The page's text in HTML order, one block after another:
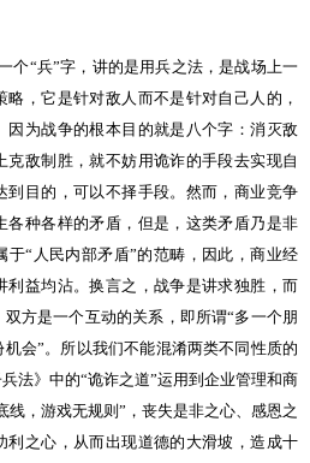
个“兵”字，讲的是用兵之法，是战场上一
，它是针对敌人而不是针对自己人的，
因为战争的根本目的就是八个字：消灭敌
克敌制胜，就不妨用诡诈的手段去实现自
到目的，可以不择手段。然而，商业竞争
各种各样的矛盾，但是，这类矛盾乃是非
“人民内部矛盾”的范畴，因此，商业经
利益均沾。换言之，战争是讲求独胜，而
方是一个互动的关系，即所谓“多一个朋
会”。所以我们不能混淆两类不同性质的
法》中的“诡诈之道”运用到企业管理和商
线，游戏无规则”，丧失是非之心、感恩之
利之心，从而出现道德的大滑坡，造成十